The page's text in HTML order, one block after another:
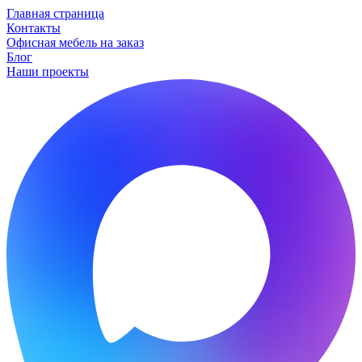
Главная страница
Контакты
Офисная мебель на заказ
Блог
Наши проекты